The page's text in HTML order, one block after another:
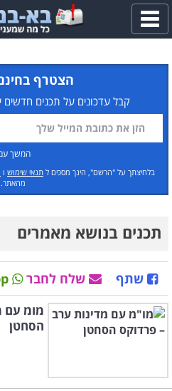
פתח
תפריט
הצטרף
קבל עדכונים על תכנים חדשים
המשך
בלחיצתך על "הרשם", הינך מסכים ל תנאי שימוש ו
מהאתר.
תכנים בנושא מאמרים
שתף שלח לחבר
מומ עם
הסחטן